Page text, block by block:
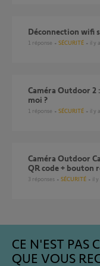
Déconnection wifi
1 réponse SÉCURITÉ il
Caméra Outdoor 2 : Alerte à chaque fois que je rentre chez
moi ?
1 réponse SÉCURITÉ il
Caméra Outdoor Camera 2nd Gen W Pro - échec lecture
QR code + bouton
3 réponses SÉCURITÉ il
CE N'EST PAS
QUE VOUS